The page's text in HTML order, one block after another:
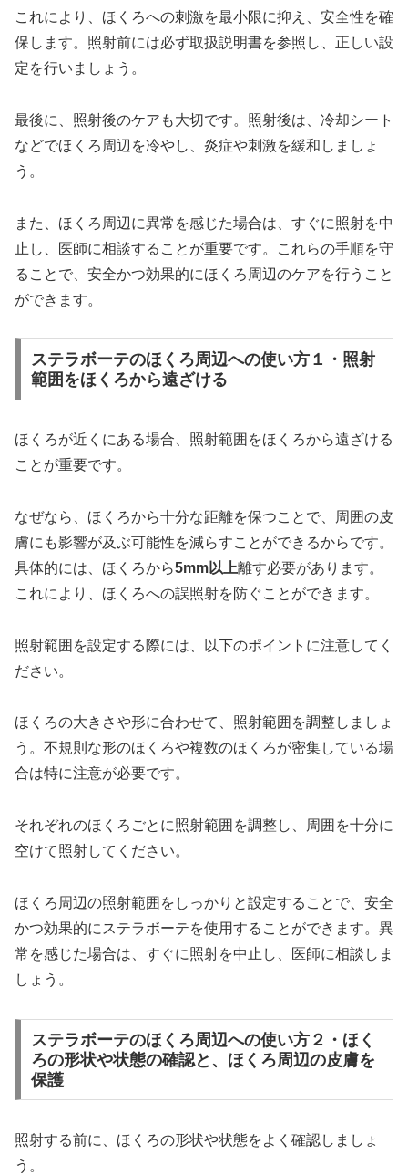
これにより、ほくろへの刺激を最小限に抑え、安全性を確
保します。照射前には必ず取扱説明書を参照し、正しい設
定を行いましょう。
最後に、照射後のケアも大切です。照射後は、冷却シート
などでほくろ周辺を冷やし、炎症や刺激を緩和しましょ
う。
また、ほくろ周辺に異常を感じた場合は、すぐに照射を中
止し、医師に相談することが重要です。これらの手順を守
ることで、安全かつ効果的にほくろ周辺のケアを行うこと
ができます。
ステラボーテのほくろ周辺への使い方１・照射
範囲をほくろから遠ざける
ほくろが近くにある場合、照射範囲をほくろから遠ざける
ことが重要です。
なぜなら、ほくろから十分な距離を保つことで、周囲の皮
膚にも影響が及ぶ可能性を減らすことができるからです。
具体的には、ほくろから5mm以上離す必要があります。
これにより、ほくろへの誤照射を防ぐことができます。
照射範囲を設定する際には、以下のポイントに注意してく
ださい。
ほくろの大きさや形に合わせて、照射範囲を調整しましょ
う。不規則な形のほくろや複数のほくろが密集している場
合は特に注意が必要です。
それぞれのほくろごとに照射範囲を調整し、周囲を十分に
空けて照射してください。
ほくろ周辺の照射範囲をしっかりと設定することで、安全
かつ効果的にステラボーテを使用することができます。異
常を感じた場合は、すぐに照射を中止し、医師に相談しま
しょう。
ステラボーテのほくろ周辺への使い方２・ほく
ろの形状や状態の確認と、ほくろ周辺の皮膚を
保護
照射する前に、ほくろの形状や状態をよく確認しましょ
う。